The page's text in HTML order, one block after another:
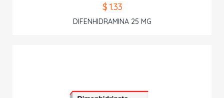
$ 1.33
DIFENHIDRAMINA 25 MG